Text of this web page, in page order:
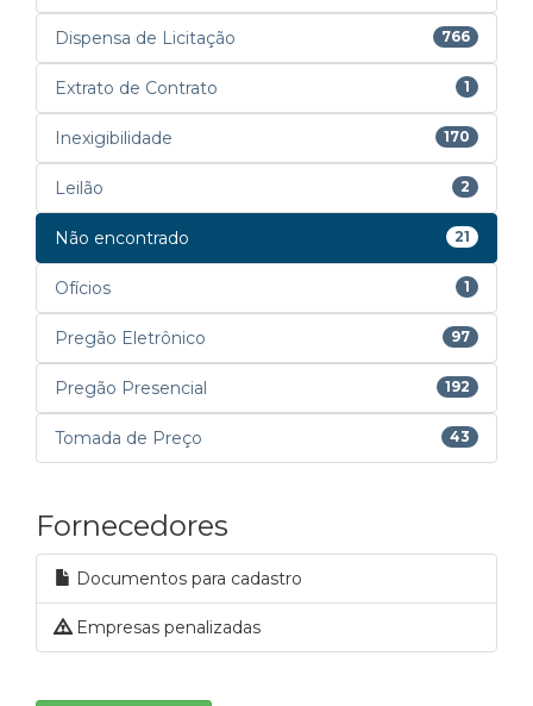
Dispensa de Licitação 766
Extrato de Contrato 1
Inexigibilidade 170
Leilão 2
Não encontrado 21
Ofícios 1
Pregão Eletrônico 97
Pregão Presencial 192
Tomada de Preço 43
Fornecedores
Documentos para cadastro
Empresas penalizadas